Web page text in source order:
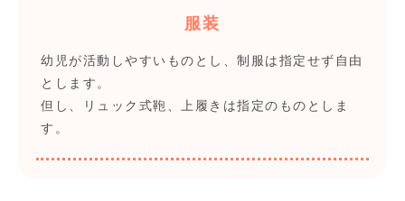
服装
幼児が活動しやすいものとし、制服は指定せず自由
とします。
但し、リュック式鞄、上履きは指定のものとしま
す。